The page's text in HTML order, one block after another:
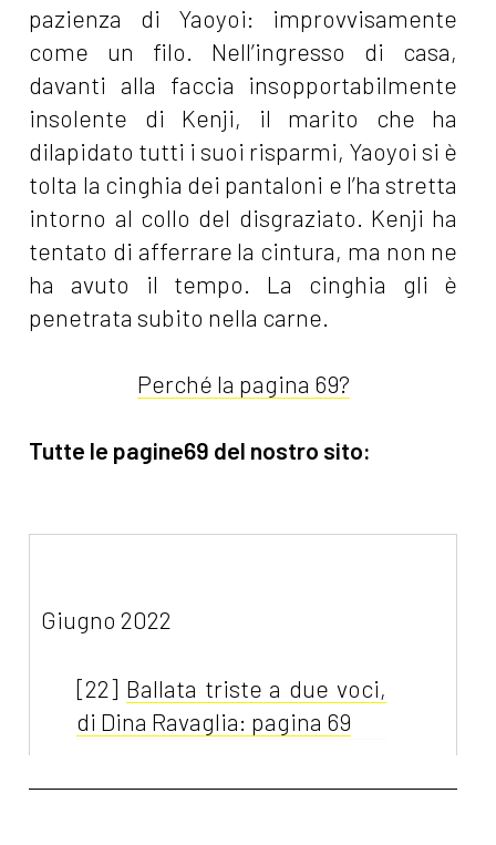
pazienza di Yaoyoi: improvvisamente
come un filo. Nell’ingresso di casa,
davanti alla faccia insopportabilmente
insolente di Kenji, il marito che ha
dilapidato tutti i suoi risparmi, Yaoyoi si è
tolta la cinghia dei pantaloni e l’ha stretta
intorno al collo del disgraziato. Kenji ha
tentato di afferrare la cintura, ma non ne
ha avuto il tempo. La cinghia gli è
penetrata subito nella carne.
Perché la pagina 69?
Tutte le pagine69 del nostro sito:
Giugno 2022
[22] Ballata triste a due voci,
di Dina Ravaglia: pagina 69
Maggio 2022